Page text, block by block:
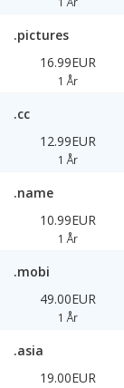
.pictures
16.99EUR
1 År
.cc
12.99EUR
1 År
.name
10.99EUR
1 År
.mobi
49.00EUR
1 År
.asia
19.00EUR